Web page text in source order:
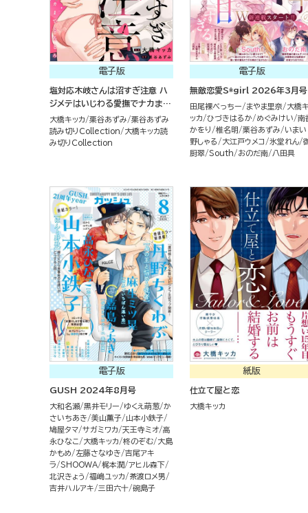
電子版
塩対応木岐さんは沼すぎ注意 ハ
ジメテはいじわる愛撫でナカまで
とろとろ（単話版）
大橋キッカ 栗谷あずみ
栗谷あずみ
読み切りCollection
大橋キッカ読
み切りCollection
電子版
無敵恋愛S*girl 2026年3月号
田尾裸べっちー まやま里奈
大橋
ッカ
ひづきはるか めぐみけい
南
かをり
椎名明 栗谷あずみ
いまい
野しゃる
大江戸ウメコ 氷堂れん
厨翠
South おのだ南 八田具
電子版
GUSH 2024年8月号
大和名瀬 黒井モリー ゆくえ萌葱 か
さいちあき
美山薫子
山本小鉄子
鳩屋タマ サガミワカ 天王寺ミオ 高
永ひなこ
大橋キッカ 柊のぞむ
大島
かもめ
左藤さなゆき
吉尾アキ
ラ
SHOOWA 梶本潤
アヒル森下
北沢きょう
福嶋ユッカ
茶渡ロメ男
吉井ハルアキ
三田六十 碗島子
紙版
仕立て屋と恋
大橋キッカ